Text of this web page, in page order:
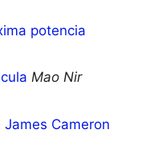
potencia
Mao Nir
Cameron